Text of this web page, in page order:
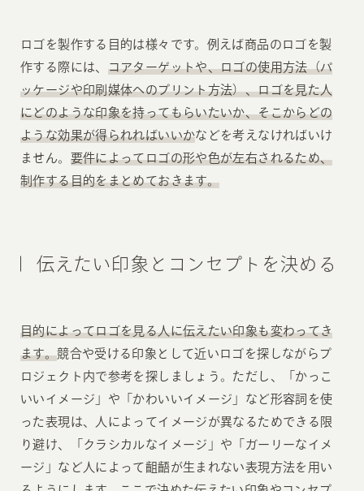
ロゴを製作する目的は様々です。例えば商品のロゴを製
作する際には、 コアターゲットや、ロゴの使用方法（パ
ッケージや印刷媒体へのプリント方法）、ロゴを見た人
にどのような印象を持ってもらいたいか、そこからどの
ような効果が得られればいいかなどを考えなければいけ
ません。 要件によってロゴの形や色が左右されるため、
制作する目的をまとめておきます。
伝えたい印象とコンセプトを決める
目的によってロゴを見る人に伝えたい印象も変わってき
ます。競合や受ける印象として近いロゴを探しながらプ
ロジェクト内で参考を探しましょう。ただし、「かっこ
いいイメージ」や「かわいいイメージ」など形容詞を使
った表現は、人によってイメージが異なるためできる限
り避け、「クラシカルなイメージ」や「ガーリーなイメ
ージ」など人によって齟齬が生まれない表現方法を用い